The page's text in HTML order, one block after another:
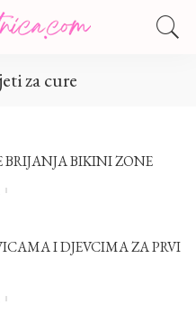
za cure
BRIJANJA BIKINI ZONE
I DJEVCIMA ZA PRVI